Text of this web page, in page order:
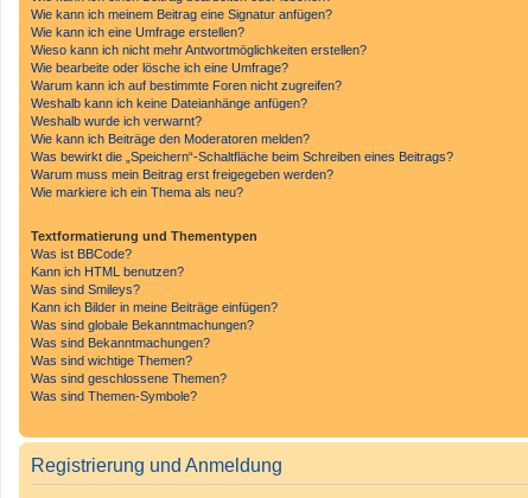
Wie kann ich meinem Beitrag eine Signatur anfügen?
Wie kann ich eine Umfrage erstellen?
Wieso kann ich nicht mehr Antwortmöglichkeiten erstellen?
Wie bearbeite oder lösche ich eine Umfrage?
Warum kann ich auf bestimmte Foren nicht zugreifen?
Weshalb kann ich keine Dateianhänge anfügen?
Weshalb wurde ich verwarnt?
Wie kann ich Beiträge den Moderatoren melden?
Was bewirkt die „Speichern“-Schaltfläche beim Schreiben eines Beitrags?
Warum muss mein Beitrag erst freigegeben werden?
Wie markiere ich ein Thema als neu?
Textformatierung und Thementypen
Was ist BBCode?
Kann ich HTML benutzen?
Was sind Smileys?
Kann ich Bilder in meine Beiträge einfügen?
Was sind globale Bekanntmachungen?
Was sind Bekanntmachungen?
Was sind wichtige Themen?
Was sind geschlossene Themen?
Was sind Themen-Symbole?
Registrierung und Anmeldung